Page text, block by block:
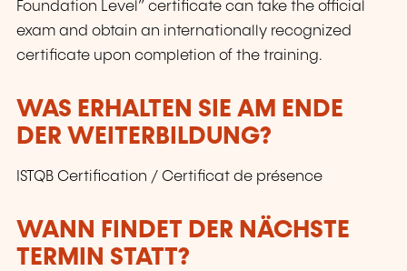
Foundation Level” certificate can take the official
exam and obtain an internationally recognized
certificate upon completion of the training.
WAS ERHALTEN SIE AM ENDE
DER WEITERBILDUNG?
ISTQB Certification / Certificat de présence
WANN FINDET DER NÄCHSTE
TERMIN STATT?